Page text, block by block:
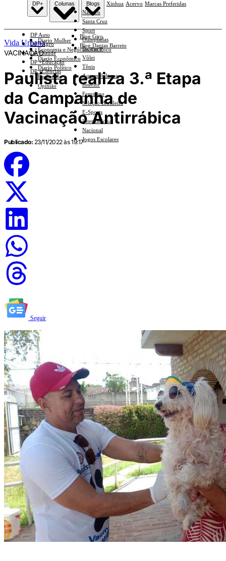
Náutico
Santa Cruz
Sport
Olimpíadas
Basquete
Vôlei
Tênis
Automobilismo
Interior
Feminino
Seleção Brasileira
E-Sports
Internacional
Nacional
Jogos Escolares
DP+
DP Auto
DP +Agro
DP +Saúde
DP +Educação
DP +Ciências
Colunas
Diario Mulher
Economia e Negócios Em Foco
Diario Econômico
Diario Político
Esplanada
Opinião
Blogs
Blog Giro
Blog Dantas Barreto
Xinhua Acervo Marcas Preferidas
Vida Urbana
VACINAÇÃO
Paulista realiza 3.ª Etapa
da Campanha de
Vacinação Antirrábica
Publicado: 23/11/2022 às 19:17
Seguir